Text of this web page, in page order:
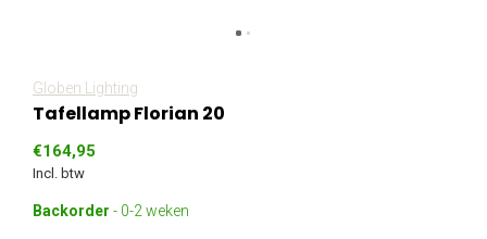
Globen Lighting
Tafellamp Florian 20
€164,95
Incl. btw
Backorder - 0-2 weken